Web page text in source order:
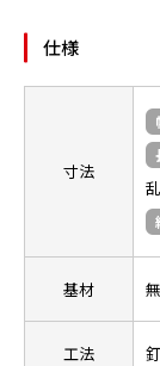
仕様
寸法
基材
工法